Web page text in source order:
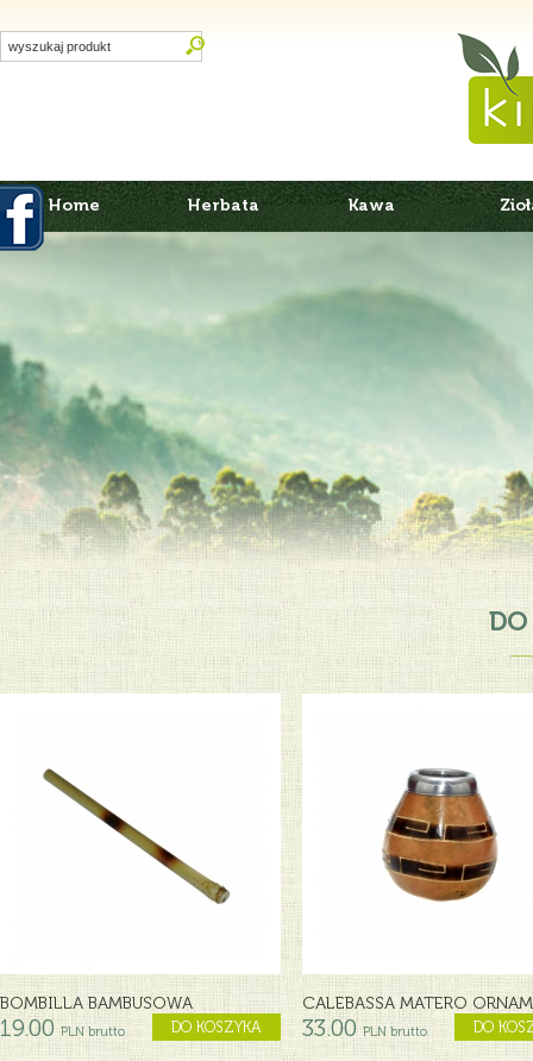
Home Herbata Kawa
BOMBILLA BAMBUSOWA
19.00PLN brutto DO KOSZYKA
CALEBASSA MATERO
33.00 PLN brutto DO